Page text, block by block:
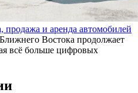
продажа и аренда автомобилей
Востока продолжает
всё больше цифровых